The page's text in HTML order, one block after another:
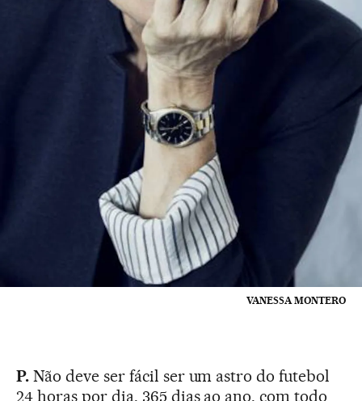
VANESSA MONTERO
P. Não deve ser fácil ser um astro do futebol
24 horas por dia, 365 dias ao ano, com todo